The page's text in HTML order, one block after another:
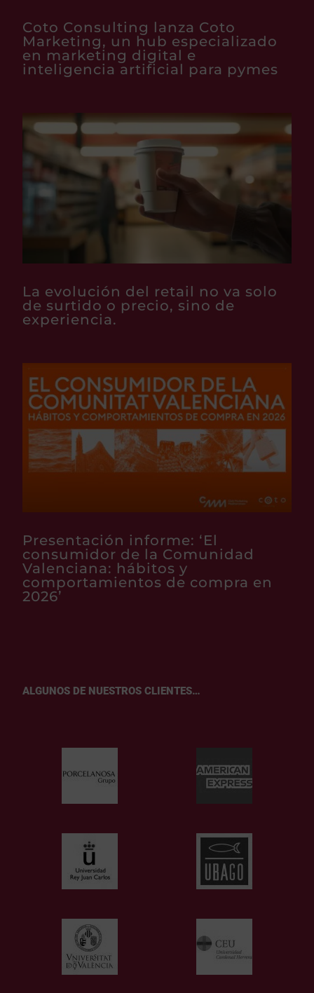
Coto Consulting lanza Coto
Marketing, un hub especializado
en marketing digital e
inteligencia artificial para pymes
La evolución del retail no va solo
de surtido o precio, sino de
experiencia.
Presentación informe: ‘El
consumidor de la Comunidad
Valenciana: hábitos y
comportamientos de compra en
2026’
ALGUNOS DE NUESTROS CLIENTES…